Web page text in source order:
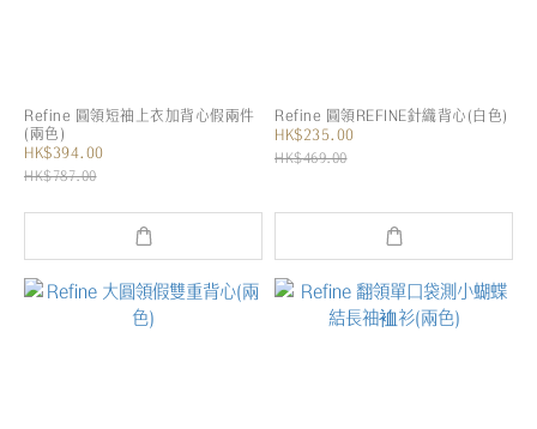
Refine 圓領短袖上衣加背心假兩件
(兩色)
HK$394.00
HK$787.00
Refine 圓領REFINE針織背心(白色)
HK$235.00
HK$469.00